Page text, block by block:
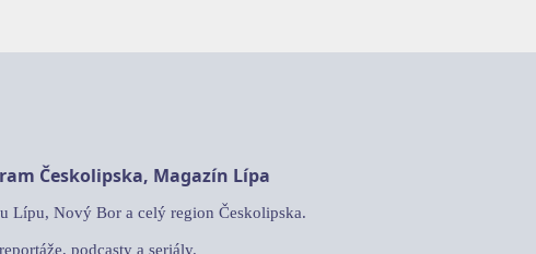
Českolipska, Magazín Lípa
Lípu, Nový Bor a celý region Českolipska.
podcasty a seriály.